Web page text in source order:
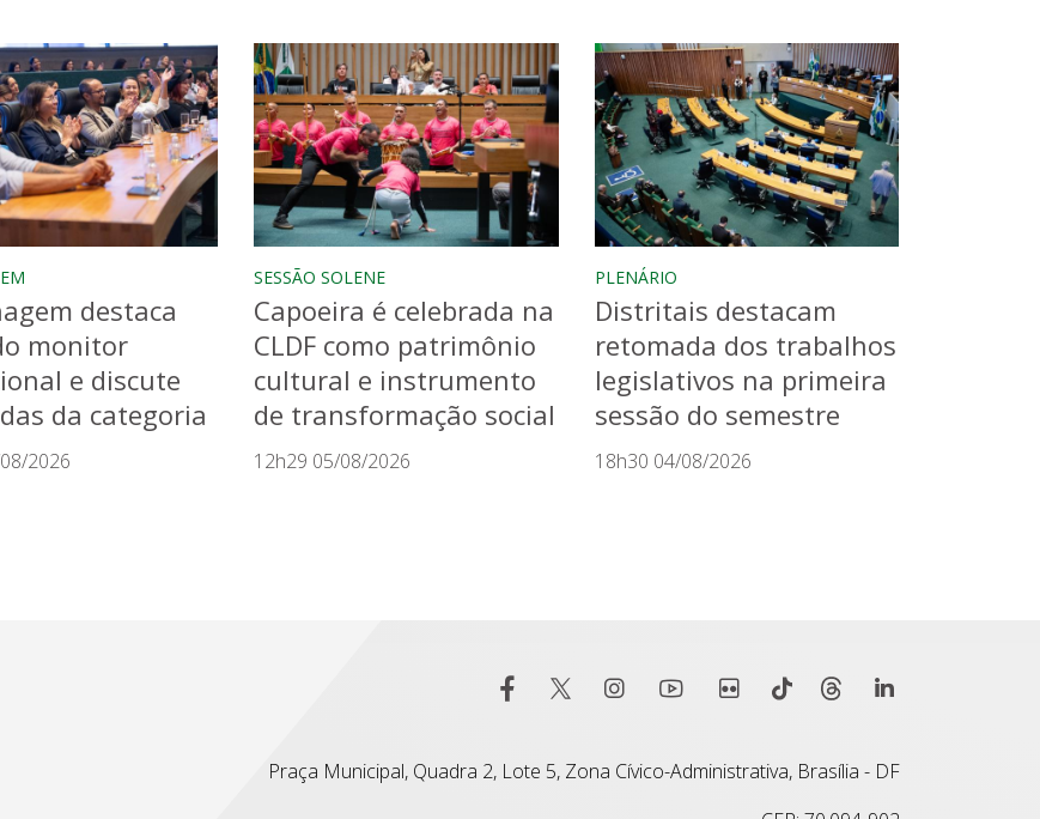
destaca
monitor
e discute
da categoria
2026
SESSÃO SOLENE
Capoeira é celebrada na
CLDF como patrimônio
cultural e instrumento
de transformação social
12h29 05/08/2026
PLENÁRIO
Distritais destacam
retomada dos trabalhos
legislativos na primeira
sessão do semestre
18h30 04/08/2026
Praça Municipal, Quadra 2, Lote 5, Zona Cívico-Administrativa, Brasília - DF